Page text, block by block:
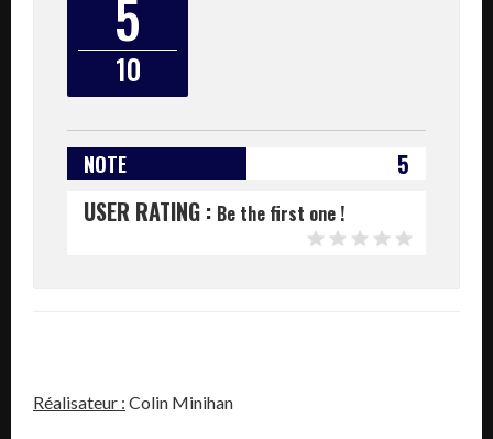
5
10
NOTE
5
USER RATING : Be the first one !
Réalisateur : Colin Minihan